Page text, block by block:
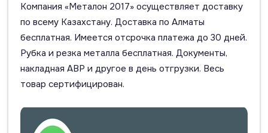
Компания «Металон 2017» осуществляет доставку
по всему Казахстану. Доставка по Алматы
бесплатная. Имеется отсрочка платежа до 30 дней.
Рубка и резка металла бесплатная. Документы,
накладная АВР и другое в день отгрузки. Весь
товар сертифицирован.